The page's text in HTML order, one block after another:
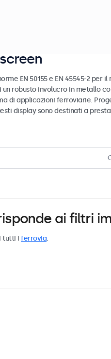
EN 50155 e EN 45545-2 per il
robusto involucro in metallo
di applicazioni ferroviarie.
display sono destinati a
ai filtri
tutti i ferrovia.